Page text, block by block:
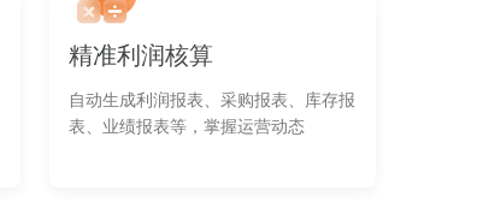
精准利润核算
自动生成利润报表、采购报表、库存报
表、业绩报表等，掌握运营动态